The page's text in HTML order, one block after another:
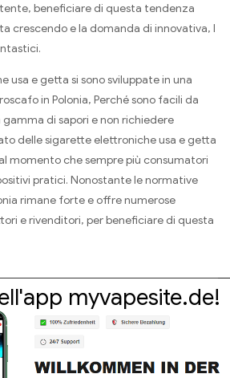
beneficiare di questa tendenza
crescendo e la domanda di innovativa, I
usa e getta si sono sviluppate in una
in Polonia, Perché sono facili da
di sapori e non richiedere
delle sigarette elettroniche usa e getta
momento che sempre più consumatori
pratici. Nonostante le normative
rimane forte e offre numerose
e rivenditori, per beneficiare di questa
myvapesite.de!